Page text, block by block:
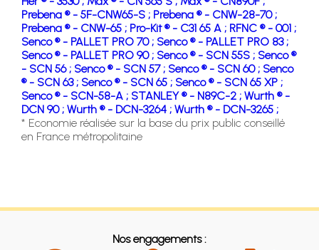
Prebena ® - 5F-CNW65-S ; Prebena ® - CNW-28-70 ;
Prebena ® - CNW-65 ; Pro-Kit ® - C31 65 A ; RFNC ® - 001 ;
Senco ® - PALLET PRO 70 ; Senco ® - PALLET PRO 83 ;
Senco ® - PALLET PRO 90 ; Senco ® - SCN 55S ; Senco ®
- SCN 56 ; Senco ® - SCN 57 ; Senco ® - SCN 60 ; Senco
® - SCN 63 ; Senco ® - SCN 65 ; Senco ® - SCN 65 XP ;
Senco ® - SCN-58-A ; STANLEY ® - N89C-2 ; Wurth ® -
DCN 90 ; Wurth ® - DCN-3264 ; Wurth ® - DCN-3265 ;
* Economie réalisée sur la base du prix public conseillé
en France métropolitaine
Nos engagements :